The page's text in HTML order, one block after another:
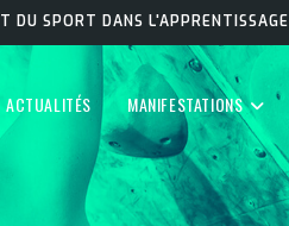
DU SPORT DANS L'APPRENTISSAGE
ACTUALITÉS MANIFESTATIONS